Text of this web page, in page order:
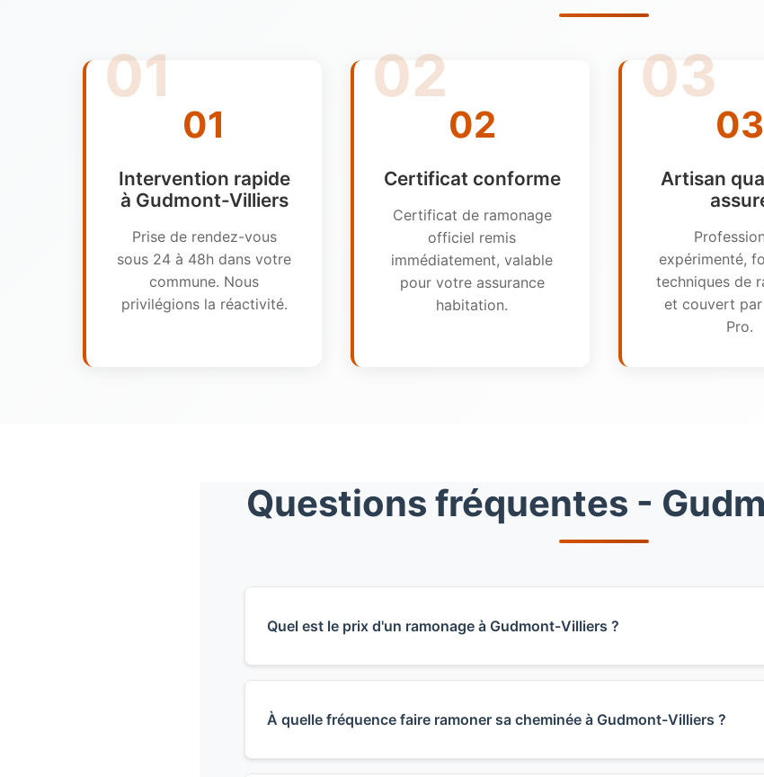
01
Intervention rapide
à Gudmont-Villiers
Prise de rendez-vous
sous 24 à 48h dans votre
commune. Nous
privilégions la réactivité.
02
Certificat conforme
Certificat de ramonage
officiel remis
immédiatement, valable
pour votre assurance
habitation.
03
Artisan
expérimenté,
techniques de
et couvert par
Pro.
Questions fréquentes -
Quel est le prix d'un ramonage à Gudmont-Villiers ?
est facturé sur devis. Ces tarifs incluent le déplacement dans le
À quelle fréquence faire ramoner sa cheminée à Gudmont-Villiers ?